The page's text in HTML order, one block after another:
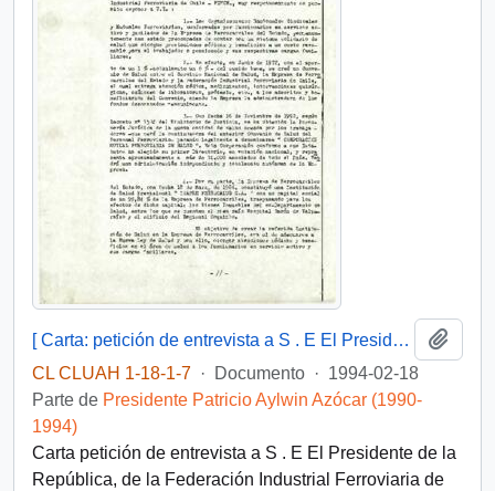
[ Carta: petición de entrevista a S . E El Presidente de la República, de la Federación Industrial Ferroviaria de Chile ]
CL CLUAH 1-18-1-7 · Documento · 1994-02-18
Parte de Presidente Patricio Aylwin Azócar (1990-
1994)
Carta petición de entrevista a S . E El Presidente de la
República, de la Federación Industrial Ferroviaria de